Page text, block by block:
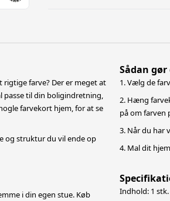
farve? Der er meget at
passe til din boligindretning,
farvekort hjem, for at se
og struktur du vil ende op
i din egen stue. Køb
Sådan gør
1. Vælg de
2. Hæng
på om farven
3. Når du har
4. Mal dit
Indhold: 1